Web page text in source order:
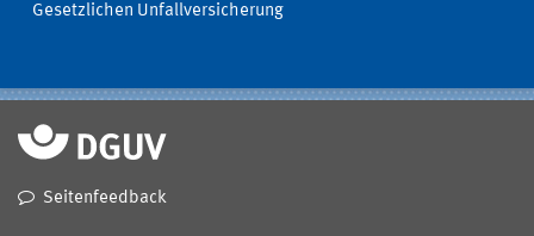
Gesetzlichen Unfallversicherung
Seitenfeedback